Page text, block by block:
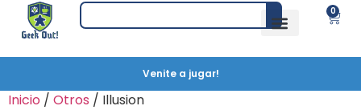
0
Venite a jugar!
Inicio / Otros / Illusion